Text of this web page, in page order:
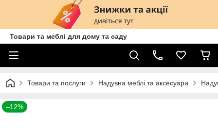
Товари та меблі для дому та саду
Товари та послуги Надувна меблі та аксесуари
–12%